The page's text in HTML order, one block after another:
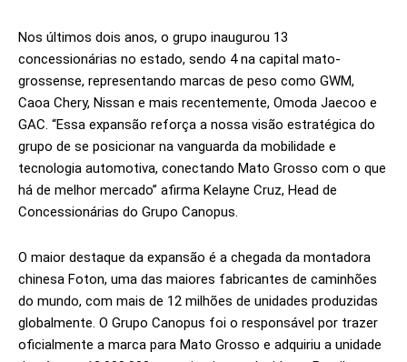
Nos últimos dois anos, o grupo inaugurou 13
concessionárias no estado, sendo 4 na capital mato-
grossense, representando marcas de peso como GWM,
Caoa Chery, Nissan e mais recentemente, Omoda Jaecoo e
GAC. “Essa expansão reforça a nossa visão estratégica do
grupo de se posicionar na vanguarda da mobilidade e
tecnologia automotiva, conectando Mato Grosso com o que
há de melhor mercado” afirma Kelayne Cruz, Head de
Concessionárias do Grupo Canopus.
O maior destaque da expansão é a chegada da montadora
chinesa Foton, uma das maiores fabricantes de caminhões
do mundo, com mais de 12 milhões de unidades produzidas
globalmente. O Grupo Canopus foi o responsável por trazer
oficialmente a marca para Mato Grosso e adquiriu a unidade